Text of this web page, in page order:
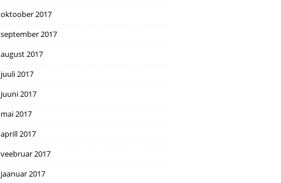
oktoober 2017
september 2017
august 2017
juuli 2017
juuni 2017
mai 2017
aprill 2017
veebruar 2017
jaanuar 2017